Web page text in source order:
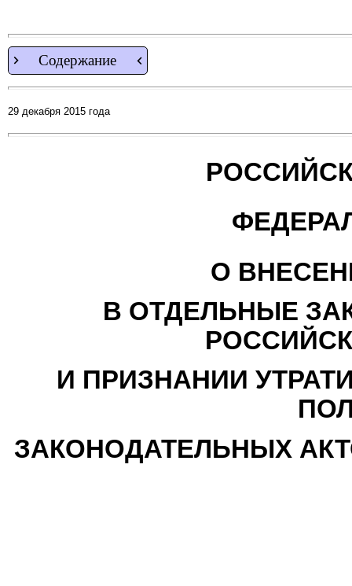
Содержание
29 декабря 2015 года
О
В ОТДЕЛЬНЫЕ
И ПРИЗНАНИИ
ЗАКОНОДАТЕЛЬНЫХ